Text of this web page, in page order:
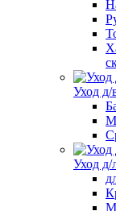
Уход д/
Уход д/